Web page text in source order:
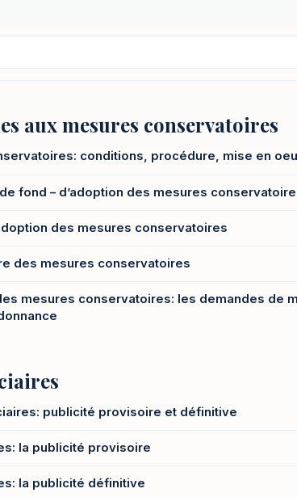
aux mesures conservatoires
conditions, procédure, mise en
fond – d’adoption des mesures
des mesures conservatoires
des mesures conservatoires
mesures conservatoires: les demandes de
publicité provisoire et définitive
la publicité provisoire
la publicité définitive